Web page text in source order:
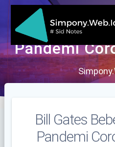
Bill Gates
Pandemi
Bill Gates
Pandemi